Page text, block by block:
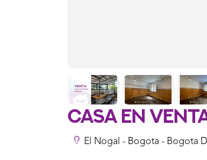
Casa En
El Nogal - Bogota - Bogota